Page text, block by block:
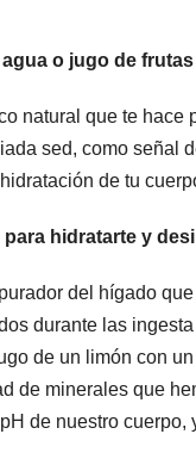
o jugo de frutas
natural que te
sed, como señal
de tu
hidratarte y
del hígado
durante las
de un limón con
de minerales que
de nuestro